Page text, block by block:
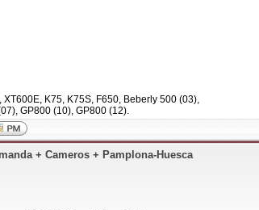
XT600E, K75, K75S, F650, Beberly 500 (03),
GP800 (10), GP800 (12).
+ Cameros + Pamplona-Huesca